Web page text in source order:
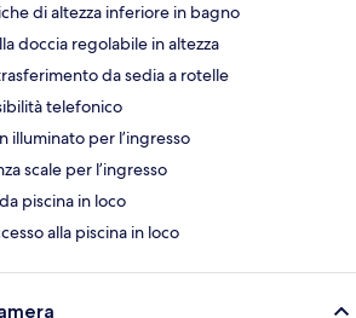
di altezza inferiore in bagno
doccia regolabile in altezza
da sedia a rotelle
telefonico
illuminato per l’ingresso
scale per l’ingresso
piscina in loco
alla piscina in loco